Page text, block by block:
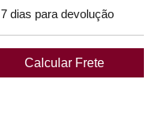
dias para devolução